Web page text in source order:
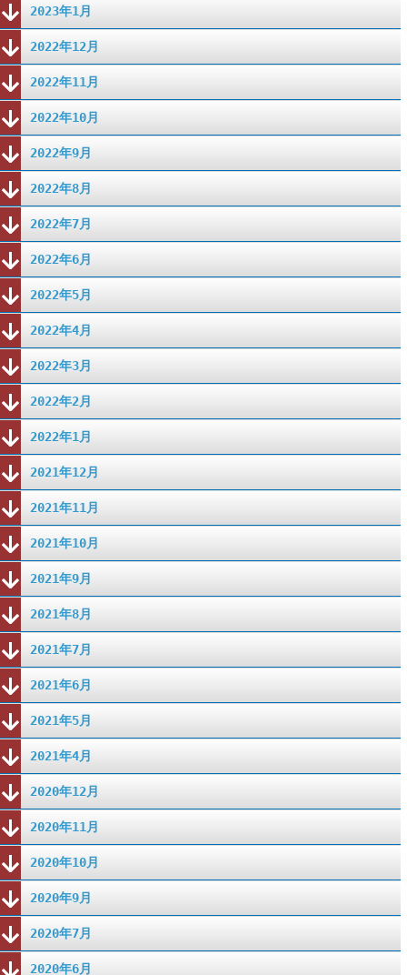
2023年1月
2022年12月
2022年11月
2022年10月
2022年9月
2022年8月
2022年7月
2022年6月
2022年5月
2022年4月
2022年3月
2022年2月
2022年1月
2021年12月
2021年11月
2021年10月
2021年9月
2021年8月
2021年7月
2021年6月
2021年5月
2021年4月
2020年12月
2020年11月
2020年10月
2020年9月
2020年7月
2020年6月